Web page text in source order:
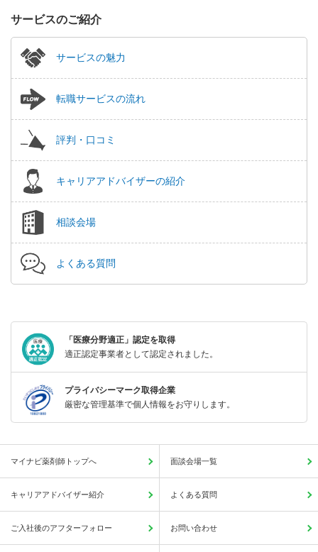
サービスのご紹介
サービスの魅力
転職サービスの流れ
評判・口コミ
キャリアアドバイザーの紹介
相談会場
よくある質問
「医療分野適正」認定を取得
適正認定事業者として認定されました。
プライバシーマーク取得企業
厳密な管理基準で個人情報をお守りします。
マイナビ薬剤師トップへ 面談会場一覧
キャリアアドバイザー紹介 よくある質問
ご入社後のアフターフォロー お問い合わせ